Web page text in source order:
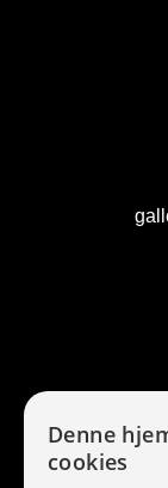
Denne
cookies